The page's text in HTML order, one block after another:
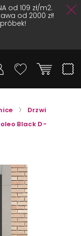
od 109 zł/m2.
od 2000 zł!
Drzwi
Black D-